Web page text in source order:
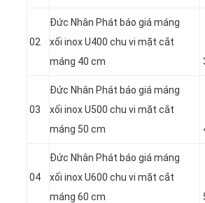
02
Đức Nhân Phát báo giá máng
xối inox U400 chu vi mặt cắt
máng 40 cm
03
Đức Nhân Phát báo giá máng
xối inox U500 chu vi mặt cắt
máng 50 cm
04
Đức Nhân Phát báo giá máng
xối inox U600 chu vi mặt cắt
máng 60 cm